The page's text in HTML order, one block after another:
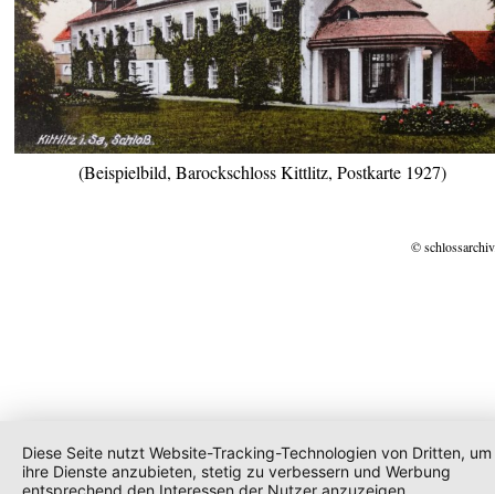
(Beispielbild, Barockschloss Kittlitz, Postkarte 1927)
©
Diese Seite nutzt Website-Tracking-Technologien von Dritten, um
ihre Dienste anzubieten, stetig zu verbessern und Werbung
entsprechend den Interessen der Nutzer anzuzeigen.